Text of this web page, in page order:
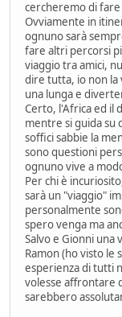
cercheremo di
Ovviamente in
ognuno sarà
fare altri percorsi
viaggio tra amici,
dire tutta, io non la
una lunga e
Certo, l'Africa ed il
mentre si guida su
soffici sabbie la
sono questioni
ognuno vive a
Per chi è
sarà un "viaggio"
personalmente
spero venga ma
Salvo e Gionni una
Ramon (ho visto le
esperienza di tutti
volesse affrontare
sarebbero